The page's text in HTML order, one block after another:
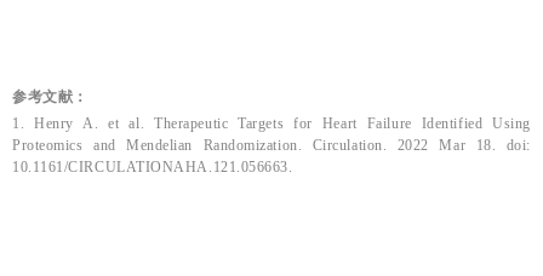
参考文献：
1.Henry A. et al. Therapeutic Targets for Heart Failure Identified Using
Proteomics and Mendelian Randomization. Circulation. 2022 Mar 18. doi:
10.1161/CIRCULATIONAHA.121.056663.